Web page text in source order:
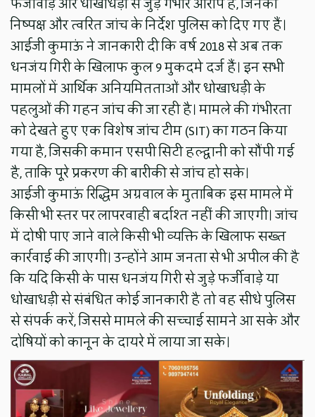
निष्पक्ष और त्वरित जांच के निर्देश पुलिस को दिए गए हैं।
आईजी कुमाऊं ने जानकारी दी कि वर्ष 2018 से अब तक
धनजंय गिरी के खिलाफ कुल 9 मुकदमे दर्ज हैं। इन सभी
मामलों में आर्थिक अनियमितताओं और धोखाधड़ी के
पहलुओं की गहन जांच की जा रही है। मामले की गंभीरता
को देखते हुए एक विशेष जांच टीम (SIT) का गठन किया
गया है, जिसकी कमान एसपी सिटी हल्द्वानी को सौंपी गई
है, ताकि पूरे प्रकरण की बारीकी से जांच हो सके।
आईजी कुमाऊं रिद्धिम अग्रवाल के मुताबिक इस मामले में
किसी भी स्तर पर लापरवाही बर्दाश्त नहीं की जाएगी। जांच
में दोषी पाए जाने वाले किसी भी व्यक्ति के खिलाफ सख्त
कार्रवाई की जाएगी। उन्होंने आम जनता से भी अपील की है
कि यदि किसी के पास धनजंय गिरी से जुड़े फर्जीवाड़े या
धोखाधड़ी से संबंधित कोई जानकारी है तो वह सीधे पुलिस
से संपर्क करें, जिससे मामले की सच्चाई सामने आ सके और
दोषियों को कानून के दायरे में लाया जा सके।